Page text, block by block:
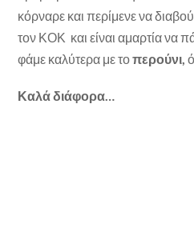
κόρναρε και περίμενε να
τον ΚΟΚ και είναι αμαρτία να
φάμε καλύτερα με τοπερούνι,
Καλά διάφορα…